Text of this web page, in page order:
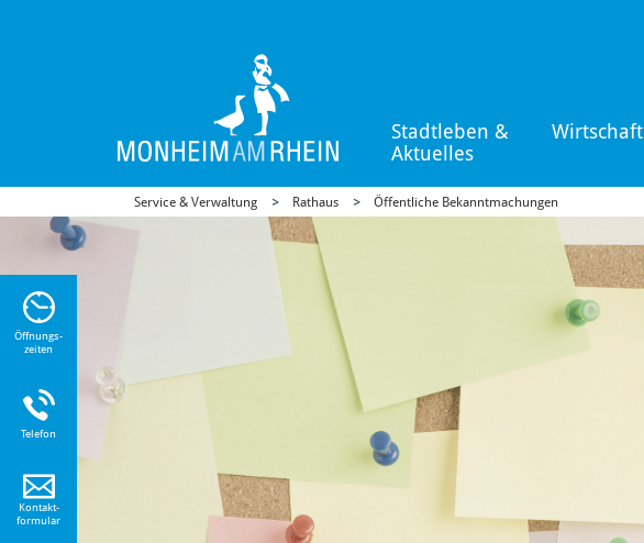
Stadtleben &
Aktuelles
Wirtschaft
Service & Verwaltung Rathaus Öffentliche Bekanntmachungen
Öffnungs-
zeiten
Telefon
Kontakt-
formular
Sie
zu